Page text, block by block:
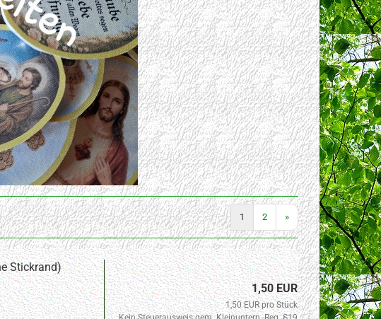
1 2 »
Stickrand)
1,50 EUR
1,50 EUR pro Stück